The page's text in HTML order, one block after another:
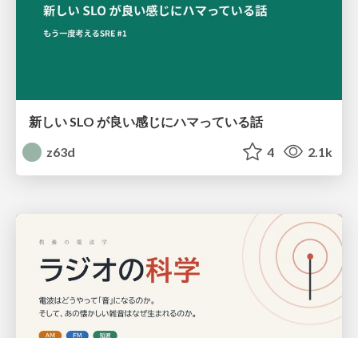
新しい SLO が良い感じにハマっている話
z63d
4 2.1k